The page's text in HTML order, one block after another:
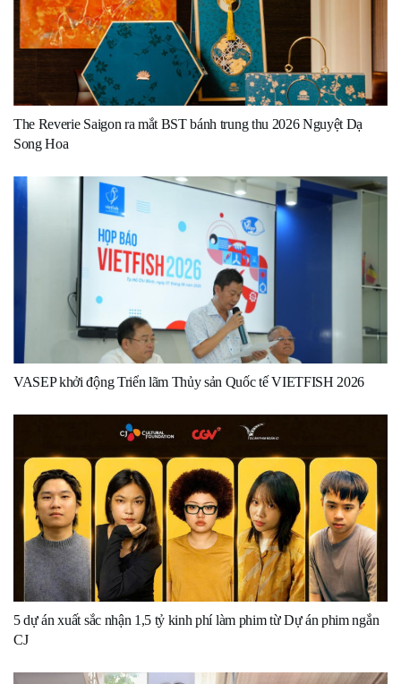
The Reverie Saigon ra mắt BST bánh trung thu 2026 Nguyệt Dạ
Song Hoa
VASEP khởi động Triển lãm Thủy sản Quốc tế VIETFISH 2026
5 dự án xuất sắc nhận 1,5 tỷ kinh phí làm phim từ Dự án phim ngắn
CJ